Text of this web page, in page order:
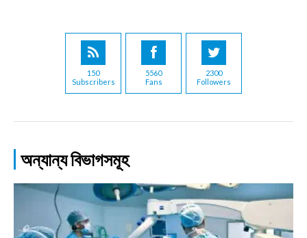
150
Subscribers
5560
Fans
2300
Followers
অন্যান্য বিভাগসমূহ